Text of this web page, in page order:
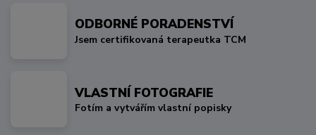
ODBORNÉ PORADENSTVÍ
Jsem certifikovaná terapeutka TCM
VLASTNÍ FOTOGRAFIE
Fotím a vytvářím vlastní popisky